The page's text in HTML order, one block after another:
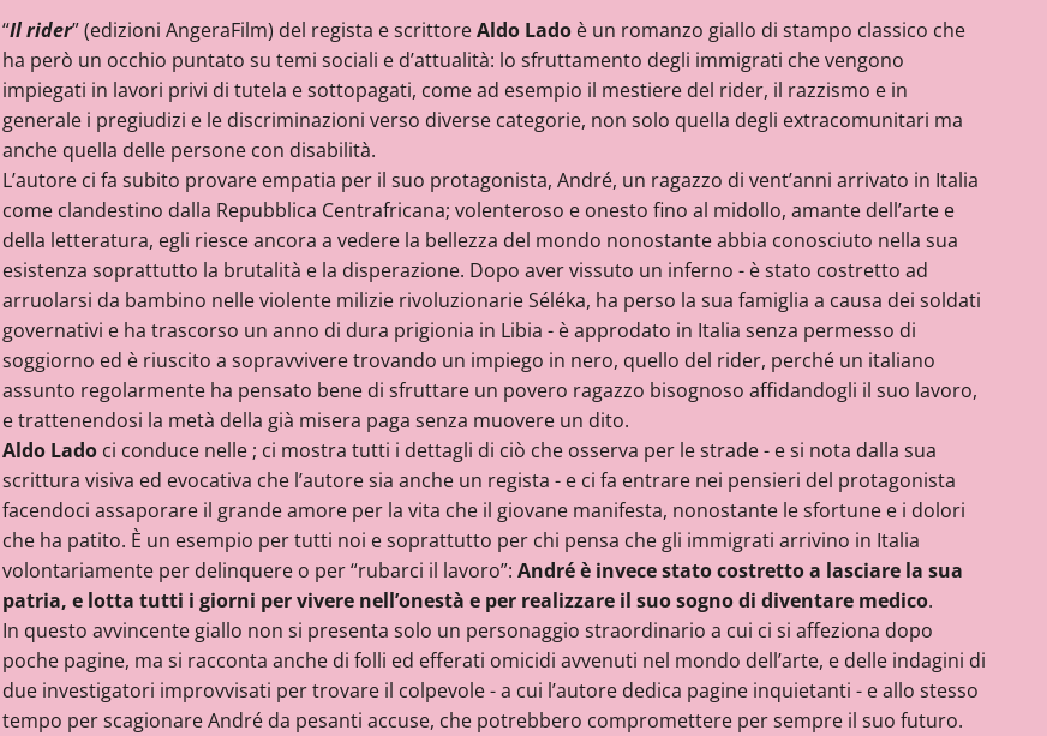
“Il rider” (edizioni AngeraFilm) del regista e scrittoreAldo Ladoè un romanzo giallo di stampo classico che
ha però un occhio puntato su temi sociali e d’attualità: lo sfruttamento degli immigrati che vengono
impiegati in lavori privi di tutela e sottopagati, come ad esempio il mestiere del rider, il razzismo e in
generale i pregiudizi e le discriminazioni verso diverse categorie, non solo quella degli extracomunitari ma
anche quella delle persone con disabilità.
L’autore ci fa subito provare empatia per il suo protagonista, André, un ragazzo di vent’anni arrivato in Italia
come clandestino dalla Repubblica Centrafricana; volenteroso e onesto fino al midollo, amante dell’arte e
della letteratura, egli riesce ancora a vedere la bellezza del mondo nonostante abbia conosciuto nella sua
esistenza soprattutto la brutalità e la disperazione. Dopo aver vissuto un inferno - è stato costretto ad
arruolarsi da bambino nelle violente milizie rivoluzionarie Séléka, ha perso la sua famiglia a causa dei soldati
governativi e ha trascorso un anno di dura prigionia in Libia - è approdato in Italia senza permesso di
soggiorno ed è riuscito a sopravvivere trovando un impiego in nero, quello del rider, perché un italiano
assunto regolarmente ha pensato bene di sfruttare un povero ragazzo bisognoso affidandogli il suo lavoro,
e trattenendosi la metà della già misera paga senza muovere un dito.
Aldo Ladoci conduce nelle ; ci mostra tutti i dettagli di ciò che osserva per le strade - e si nota dalla sua
scrittura visiva ed evocativa che l’autore sia anche un regista - e ci fa entrare nei pensieri del protagonista
facendoci assaporare il grande amore per la vita che il giovane manifesta, nonostante le sfortune e i dolori
che ha patito. È un esempio per tutti noi e soprattutto per chi pensa che gli immigrati arrivino in Italia
volontariamente per delinquere o per “rubarci il lavoro”: André è invece stato costretto a lasciare la sua
patria, e lotta tutti i giorni per vivere nell’onestà e per realizzare il suo sogno di diventare medico.
In questo avvincente giallo non si presenta solo un personaggio straordinario a cui ci si affeziona dopo
poche pagine, ma si racconta anche di folli ed efferati omicidi avvenuti nel mondo dell’arte, e delle indagini di
due investigatori improvvisati per trovare il colpevole - a cui l’autore dedica pagine inquietanti - e allo stesso
tempo per scagionare André da pesanti accuse, che potrebbero compromettere per sempre il suo futuro.